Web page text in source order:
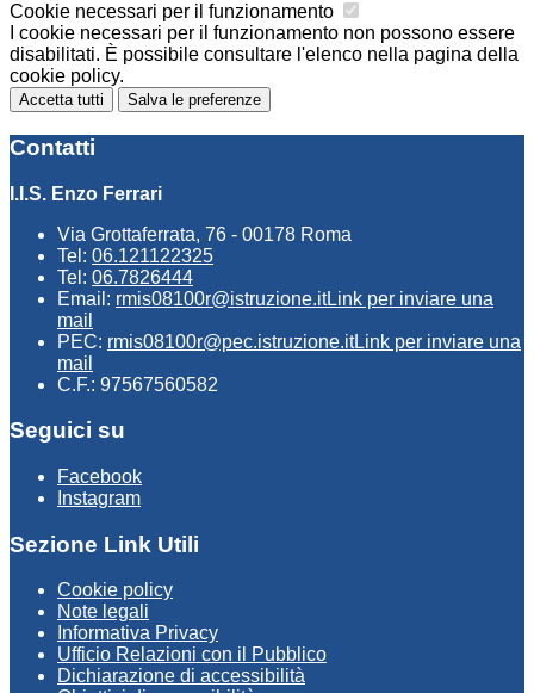
Cookie necessari per il funzionamento
I cookie necessari per il funzionamento non possono essere
disabilitati. È possibile consultare l'elenco nella pagina della
cookie policy.
Accetta tutti Salva le preferenze
Contatti
I.I.S. Enzo Ferrari
Via Grottaferrata, 76 - 00178 Roma
Tel: 06.121122325
Tel: 06.7826444
Email: rmis08100r@istruzione.itLink per inviare una
mail
PEC: rmis08100r@pec.istruzione.itLink per inviare una
mail
C.F.: 97567560582
Seguici su
Facebook
Instagram
Sezione Link Utili
Cookie policy
Note legali
Informativa Privacy
Ufficio Relazioni con il Pubblico
Dichiarazione di accessibilità